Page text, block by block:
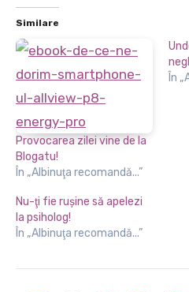
Similare
Provocarea zilei vine de la
Blogatu!
În „Albinuţa recomandă...”
În
Nu-ţi fie ruşine să apelezi
la psiholog!
În „Albinuţa recomandă...”